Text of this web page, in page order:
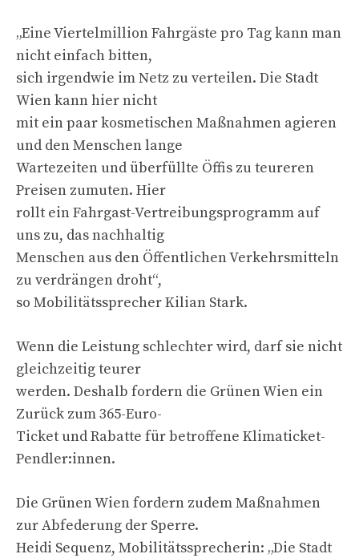
„Eine Viertelmillion Fahrgäste pro Tag kann man
nicht einfach bitten,
sich irgendwie im Netz zu verteilen. Die Stadt
Wien kann hier nicht
mit ein paar kosmetischen Maßnahmen agieren
und den Menschen lange
Wartezeiten und überfüllte Öffis zu teureren
Preisen zumuten. Hier
rollt ein Fahrgast-Vertreibungsprogramm auf
uns zu, das nachhaltig
Menschen aus den Öffentlichen Verkehrsmitteln
zu verdrängen droht“,
so Mobilitätssprecher Kilian Stark.
Wenn die Leistung schlechter wird, darf sie nicht
gleichzeitig teurer
werden. Deshalb fordern die Grünen Wien ein
Zurück zum 365-Euro-
Ticket und Rabatte für betroffene Klimaticket-
Pendler:innen.
Die Grünen Wien fordern zudem Maßnahmen
zur Abfederung der Sperre.
Heidi Sequenz, Mobilitätssprecherin: „Die Stadt